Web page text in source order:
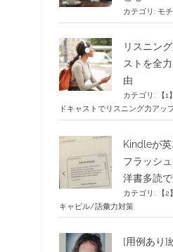
カテゴリ: モ
リスニン
ストを全
由
カテゴリ: 【
ドキャストでリスニング力アッ
Kindleが英
フラッシ
洋書多読
カテゴリ: 【
キャビル/語彙力対策
[用例あり]